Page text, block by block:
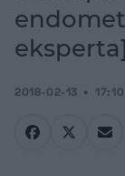
eksperta]
2018-02-13 17:10